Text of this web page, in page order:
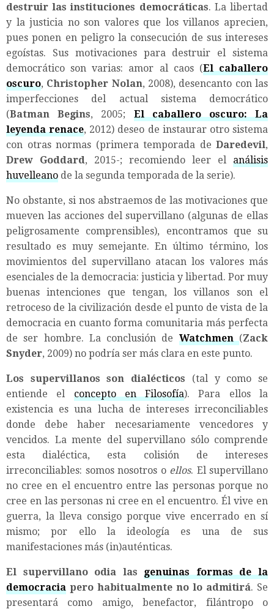
destruir las instituciones democráticas. La libertad
y la justicia no son valores que los villanos aprecien,
pues ponen en peligro la consecución de sus intereses
egoístas. Sus motivaciones para destruir el sistema
democrático son varias: amor al caos (El caballero
oscuro, Christopher Nolan, 2008), desencanto con las
imperfecciones del actual sistema democrático
(Batman Begins, 2005; El caballero oscuro: La
leyenda renace, 2012) deseo de instaurar otro sistema
con otras normas (primera temporada de Daredevil,
Drew Goddard, 2015-; recomiendo leer el análisis
huvelleano de la segunda temporada de la serie).
No obstante, si nos abstraemos de las motivaciones que
mueven las acciones del supervillano (algunas de ellas
peligrosamente comprensibles), encontramos que su
resultado es muy semejante. En último término, los
movimientos del supervillano atacan los valores más
esenciales de la democracia: justicia y libertad. Por muy
buenas intenciones que tengan, los villanos son el
retroceso de la civilización desde el punto de vista de la
democracia en cuanto forma comunitaria más perfecta
de ser hombre. La conclusión de Watchmen(Zack
Snyder, 2009) no podría ser más clara en este punto.
Los supervillanos son dialécticos (tal y como se
entiende el concepto en Filosofía). Para ellos la
existencia es una lucha de intereses irreconciliables
donde debe haber necesariamente vencedores y
vencidos. La mente del supervillano sólo comprende
esta dialéctica, esta colisión de intereses
irreconciliables: somos nosotros o ellos. El supervillano
no cree en el encuentro entre las personas porque no
cree en las personas ni cree en el encuentro. Él vive en
guerra, la lleva consigo porque vive encerrado en sí
mismo; por ello la ideología es una de sus
manifestaciones más (in)auténticas.
El supervillano odia lasgenuinas formas de la
democracia pero habitualmente no lo admitirá. Se
presentará como amigo, benefactor, filántropo o